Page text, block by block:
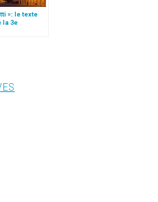
»: le texte
la 3e